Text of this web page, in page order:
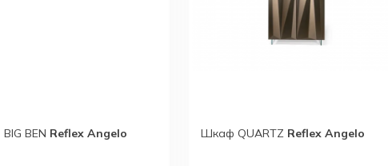
BEN Reflex Angelo Шкаф QUARTZ Reflex Angelo